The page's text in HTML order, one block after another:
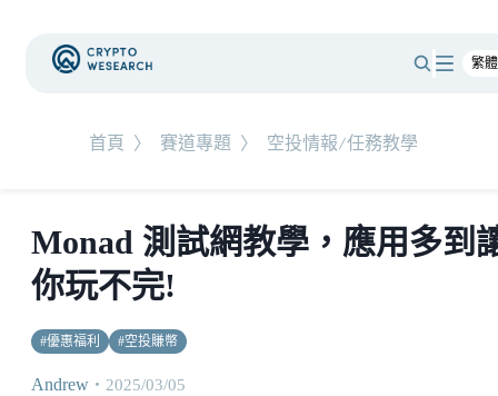
首頁 〉 賽道專題 〉 空投情報/任務教學
Monad 測試網教學，應用多到
你玩不完!
#優惠福利 #空投賺幣
Andrew ・ 2025/03/05